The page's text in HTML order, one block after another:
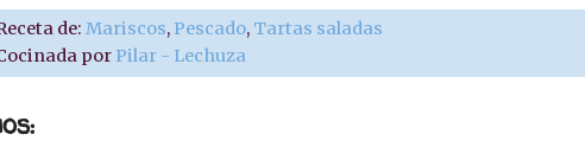
de:Mariscos, Pescado, Tartas saladas
por Pilar - Lechuza